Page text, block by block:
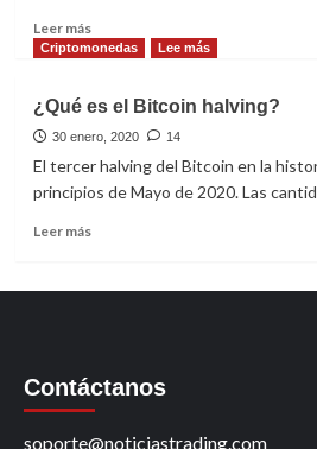
Leer másLeer
más
Halving,
Inminente
Criptomonedas Lee más
¿Qué es el Bitcoin halving?
30 enero, 2020 14
El tercer halving del Bitcoin en la
principios de Mayo de 2020. Las
Leer másLeer
¿Qué
halving?
Contáctanos
soporte@noticiastrading.com